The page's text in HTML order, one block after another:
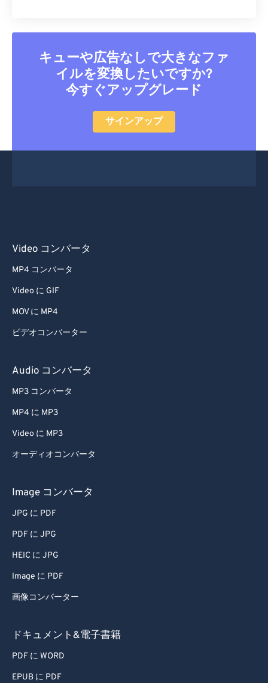
キューや広告なしで大きなファ
イルを変換したいですか?
今すぐアップグレード
サインアップ
Video コンバータ
MP4 コンバータ
Video に GIF
MOV に MP4
ビデオコンバーター
Audio コンバータ
MP3 コンバータ
MP4 に MP3
Video に MP3
オーディオコンバータ
Image コンバータ
JPG に PDF
PDF に JPG
HEIC に JPG
Image に PDF
画像コンバーター
ドキュメント&電子書籍
PDF に WORD
EPUB に PDF